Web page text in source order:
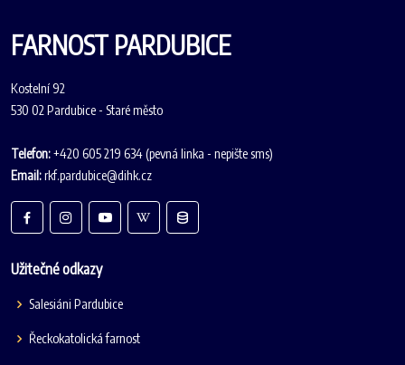
FARNOST PARDUBICE
Kostelní 92
530 02 Pardubice - Staré město
Telefon:+420 605 219 634 (pevná linka - nepište sms)
Email:rkf.pardubice@dihk.cz
Užitečné odkazy
Salesiáni Pardubice
Řeckokatolická farnost